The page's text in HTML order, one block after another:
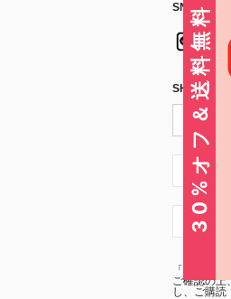
SNSフォロ
SHEIN
JP + 81
JP + 81
「SHEIN
ご確認の上
し、ご購読
30%オフ＆送料無料